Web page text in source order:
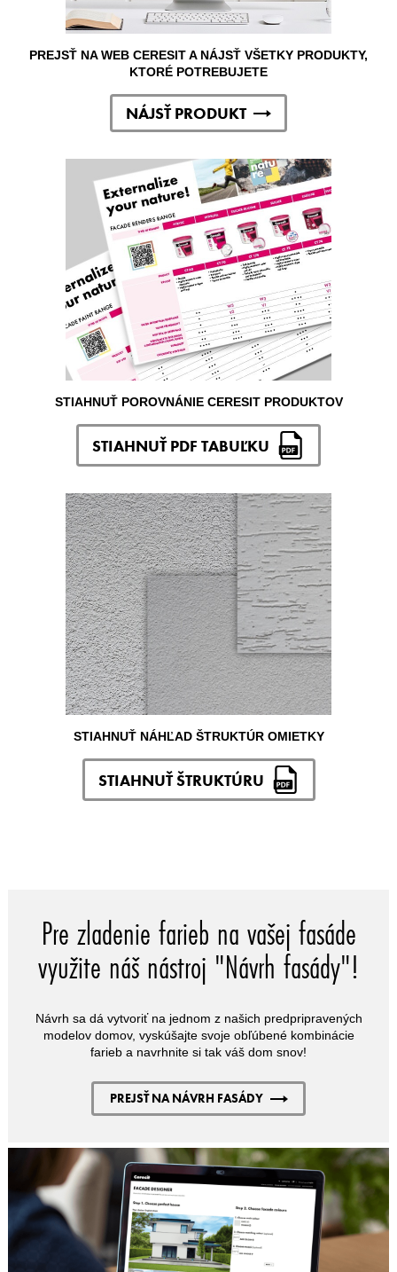
PREJSŤ NA WEB CERESIT A NÁJSŤ VŠETKY PRODUKTY,
KTORÉ POTREBUJETE
NÁJSŤ PRODUKT
STIAHNUŤ POROVNÁNIE CERESIT PRODUKTOV
STIAHNUŤ PDF TABUĽKU
STIAHNUŤ NÁHĽAD ŠTRUKTÚR OMIETKY
STIAHNUŤ ŠTRUKTÚRU
Pre zladenie farieb na vašej fasáde
využite náš nástroj "Návrh fasády"!
Návrh sa dá vytvoriť na jednom z našich predpripravených
modelov domov, vyskúšajte svoje obľúbené kombinácie
farieb a navrhnite si tak váš dom snov!
PREJSŤ NA NÁVRH FASÁDY